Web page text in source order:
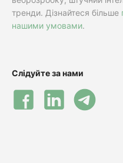
тренди. Дізнайтеся більше
нашими умовами.
Слідуйте за нами